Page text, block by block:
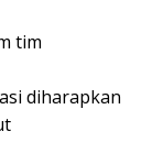
tim
diharapkan